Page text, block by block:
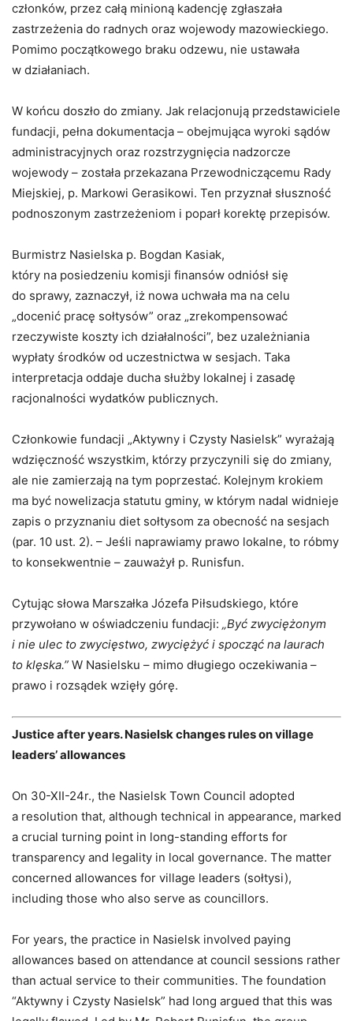
członków, przez całą minioną kadencję zgłaszała
zastrzeżenia do radnych oraz wojewody mazowieckiego.
Pomimo początkowego braku odzewu, nie ustawała
w działaniach.
W końcu doszło do zmiany. Jak relacjonują przedstawiciele
fundacji, pełna dokumentacja – obejmująca wyroki sądów
administracyjnych oraz rozstrzygnięcia nadzorcze
wojewody – została przekazana Przewodniczącemu Rady
Miejskiej, p. Markowi Gerasikowi. Ten przyznał słuszność
podnoszonym zastrzeżeniom i poparł korektę przepisów.
Burmistrz Nasielska p. Bogdan Kasiak,
który na posiedzeniu komisji finansów odniósł się
do sprawy, zaznaczył, iż nowa uchwała ma na celu
„docenić pracę sołtysów” oraz „zrekompensować
rzeczywiste koszty ich działalności”, bez uzależniania
wypłaty środków od uczestnictwa w sesjach. Taka
interpretacja oddaje ducha służby lokalnej i zasadę
racjonalności wydatków publicznych.
Członkowie fundacji „Aktywny i Czysty Nasielsk” wyrażają
wdzięczność wszystkim, którzy przyczynili się do zmiany,
ale nie zamierzają na tym poprzestać. Kolejnym krokiem
ma być nowelizacja statutu gminy, w którym nadal widnieje
zapis o przyznaniu diet sołtysom za obecność na sesjach
(par. 10 ust. 2). – Jeśli naprawiamy prawo lokalne, to róbmy
to konsekwentnie – zauważył p. Runisfun.
Cytując słowa Marszałka Józefa Piłsudskiego, które
przywołano w oświadczeniu fundacji: „Być zwyciężonym
i nie ulec to zwycięstwo, zwyciężyć i spocząć na laurach
to klęska.” W Nasielsku – mimo długiego oczekiwania –
prawo i rozsądek wzięły górę.
Justice after years. Nasielsk changes rules on village
leaders’ allowances
On 30-XII-24r., the Nasielsk Town Council adopted
a resolution that, although technical in appearance, marked
a crucial turning point in long-standing efforts for
transparency and legality in local governance. The matter
concerned allowances for village leaders (sołtysi),
including those who also serve as councillors.
For years, the practice in Nasielsk involved paying
allowances based on attendance at council sessions rather
than actual service to their communities. The foundation
“Aktywny i Czysty Nasielsk” had long argued that this was